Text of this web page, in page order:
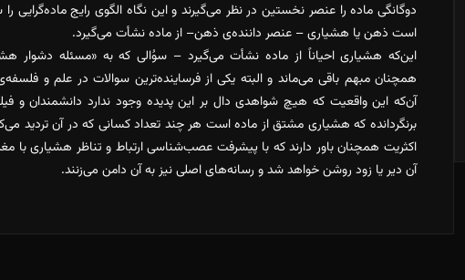
دوگانگی ماده را عنصر نخستین در نظر می‌گیرند و این نگاه الگوی رایج
است ذهن یا هشیاری – عنصر داننده‌ی ذهن– از ماده نشأت می‌گیرد.
این‌که هشیاری احیاناً از ماده نشأت می‌گیرد – سوُالی که به «مسئله دشوار
همچنان مبهم باقی می‌ماند و البته یکی از فرساینده‌ترین سوالات در علم و
آن‌که این واقعیت که هیچ شواهدی دال بر این پدیده وجود ندارد دانشمندان و
برنگردانده که هشیاری مشتق از ماده است هر چند تعداد کسانی که در آن تردید
اکثریت همچنان باور دارند که با پیشرفت عصب‌شناسی ارتباط و تناظر هشیاری با
آن دیر یا زود روشن خواهد شد و رسانه‌های اصلی نیز به آن دامن می‌زنند.